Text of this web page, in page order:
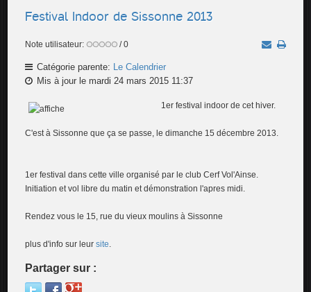
Festival Indoor de Sissonne 2013
Note utilisateur: / 0
Catégorie parente: Le Calendrier
Mis à jour le mardi 24 mars 2015 11:37
1er festival indoor de cet hiver.
C'est à Sissonne que ça se passe, le dimanche 15 décembre 2013.
1er festival dans cette ville organisé par le club Cerf Vol'Ainse.
Initiation et vol libre du matin et démonstration l'apres midi.
Rendez vous le 15, rue du vieux moulins à Sissonne
plus d'info sur leursite.
Partager sur :